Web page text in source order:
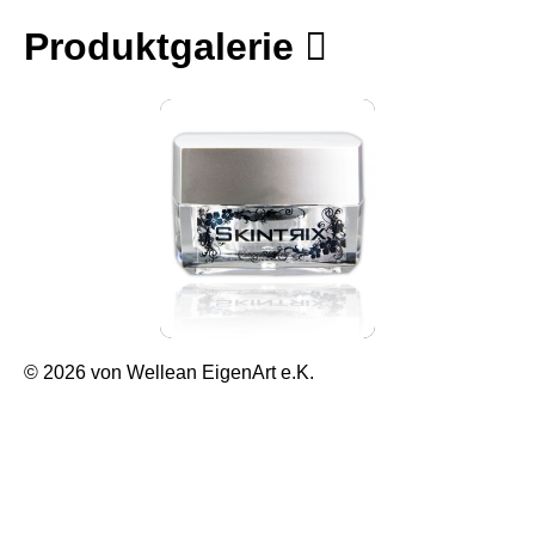
Produktgalerie
© 2026 von Wellean EigenArt e.K.